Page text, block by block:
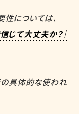
性については、
じて大丈夫か？｜
の具体的な使われ